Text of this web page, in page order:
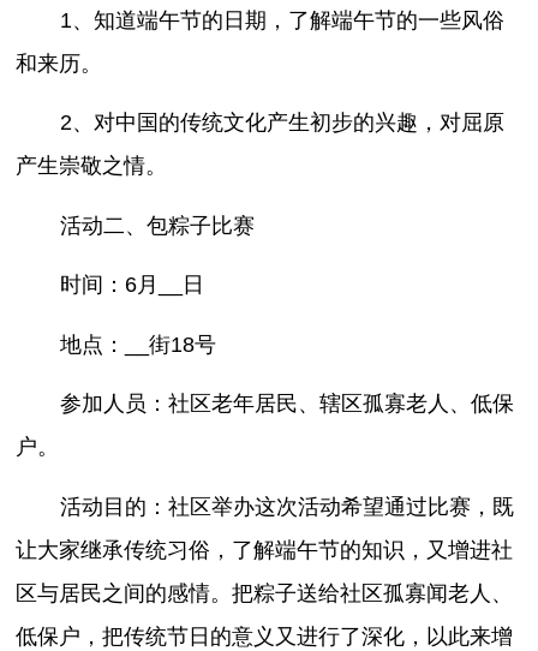
1、知道端午节的日期，了解端午节的一些风俗
和来历。
2、对中国的传统文化产生初步的兴趣，对屈原
产生崇敬之情。
活动二、包粽子比赛
时间：6月__日
地点：__街18号
参加人员：社区老年居民、辖区孤寡老人、低保
户。
活动目的：社区举办这次活动希望通过比赛，既
让大家继承传统习俗，了解端午节的知识，又增进社
区与居民之间的感情。把粽子送给社区孤寡闻老人、
低保户，把传统节日的意义又进行了深化，以此来增